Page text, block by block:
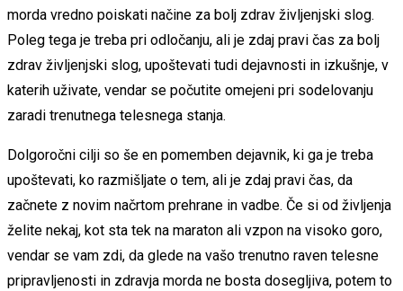
morda vredno poiskati načine za bolj zdrav življenjski slog.
Poleg tega je treba pri odločanju, ali je zdaj pravi čas za bolj
zdrav življenjski slog, upoštevati tudi dejavnosti in izkušnje, v
katerih uživate, vendar se počutite omejeni pri sodelovanju
zaradi trenutnega telesnega stanja.
Dolgoročni cilji so še en pomemben dejavnik, ki ga je treba
upoštevati, ko razmišljate o tem, ali je zdaj pravi čas, da
začnete z novim načrtom prehrane in vadbe. Če si od življenja
želite nekaj, kot sta tek na maraton ali vzpon na visoko goro,
vendar se vam zdi, da glede na vašo trenutno raven telesne
pripravljenosti in zdravja morda ne bosta dosegljiva, potem to